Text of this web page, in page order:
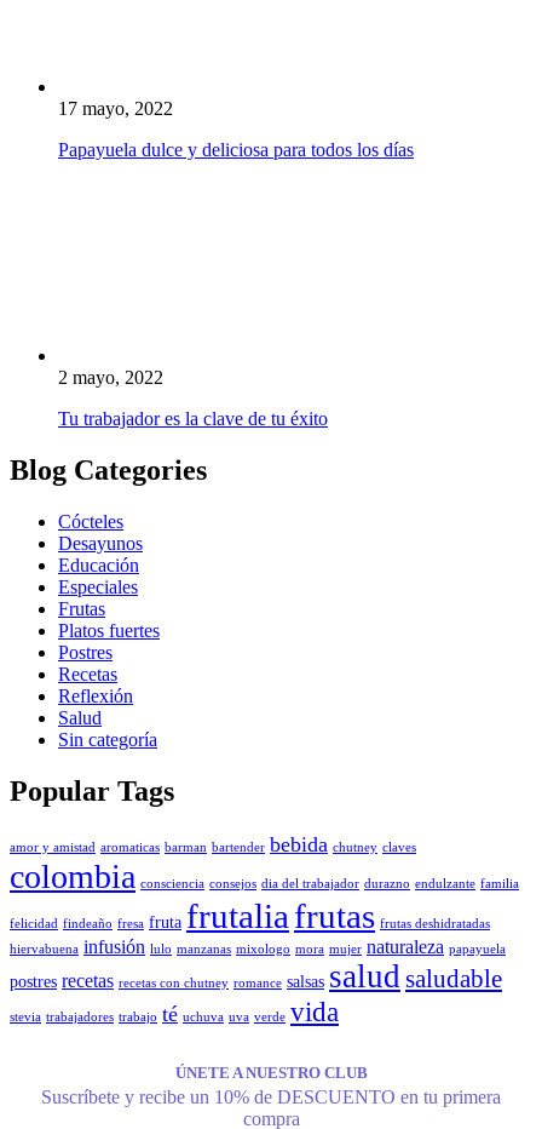
17 mayo, 2022
Papayuela dulce y deliciosa para todos los días
2 mayo, 2022
Tu trabajador es la clave de tu éxito
Blog Categories
Cócteles
Desayunos
Educación
Especiales
Frutas
Platos fuertes
Postres
Recetas
Reflexión
Salud
Sin categoría
Popular Tags
amor y amistad aromaticas barman bartender bebida chutney claves
colombia consciencia consejos dia del trabajador durazno endulzante familia
felicidad findeaño fresa fruta frutalia frutas frutas deshidratadas
hiervabuena infusión lulo manzanas mixologo mora mujer naturaleza papayuela
postres recetas recetas con chutney romance salsas salud saludable
stevia trabajadores trabajo té uchuva uva verde vida
ÚNETE A NUESTRO CLUB
Suscríbete y recibe un 10% de DESCUENTO en tu primera
compra